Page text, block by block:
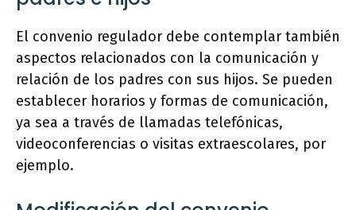
El convenio regulador debe contemplar también
aspectos relacionados con la comunicación y
relación de los padres con sus hijos. Se pueden
establecer horarios y formas de comunicación,
ya sea a través de llamadas telefónicas,
videoconferencias o visitas extraescolares, por
ejemplo.